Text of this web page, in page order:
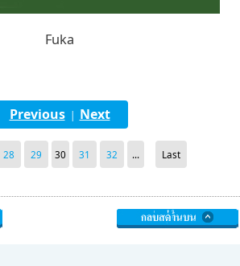
Fuka
Previous| Next
28 29 30 31 32 ... Last